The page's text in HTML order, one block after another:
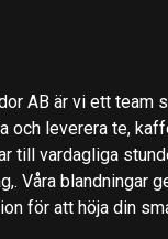
AB är vi ett team
och leverera te,
till vardagliga
Våra blandningar
för att höja din